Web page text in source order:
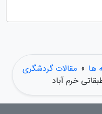
ها » مقالات گردشگری
خرم آباد